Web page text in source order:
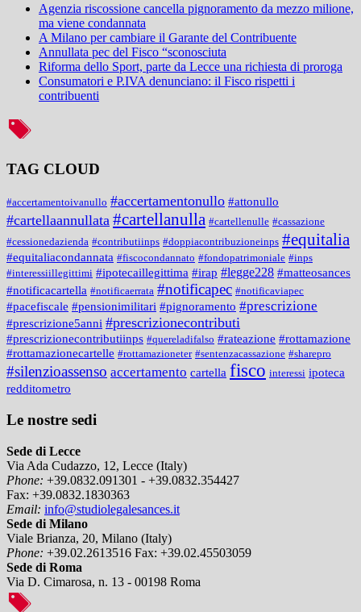
Agenzia riscossione cancella pignoramento da mezzo milione,
ma viene condannata
A Milano per cambiare il Garante del Contribuente
Annullata pec del Fisco “sconosciuta
Riforma dello Sport, parte da Lecce una richiesta di proroga
Consumatori e P.IVA denunciano: il Fisco rispetti i
contribuenti
TAG CLOUD
#accertamentoivanullo #accertamentonullo #attonullo
#cartellaannullata #cartellanulla #cartellenulle #cassazione
#cessionedazienda #contributiinps #doppiacontribuzioneinps #equitalia
#equitaliacondannata #fiscocondannato #fondopatrimoniale #inps
#interessiillegittimi #ipotecaillegittima #irap #legge228 #matteosances
#notificacartella #notificaerrata #notificapec #notificaviapec
#pacefiscale #pensionimilitari #pignoramento #prescrizione
#prescrizione5anni #prescrizionecontributi
#prescrizionecontributiinps #quereladifalso #rateazione #rottamazione
#rottamazionecartelle #rottamazioneter #sentenzacassazione #sharepro
#silenzioassenso accertamento cartella fisco interessi ipoteca
redditometro
Le nostre sedi
Sede di Lecce
Via Ada Cudazzo, 12, Lecce (Italy)
Phone: +39.0832.091301 - +39.0832.354427
Fax: +39.0832.1830363
Email: info@studiolegalesances.it
Sede di Milano
Viale Brianza, 20, Milano (Italy)
Phone: +39.02.2613516 Fax: +39.02.45503059
Sede di Roma
Via D. Cimarosa, n. 13 - 00198 Roma